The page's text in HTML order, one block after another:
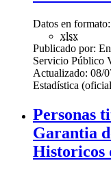
Datos en formato:
xlsx
Publicado por:
Servicio Público
Actualizado: 08/
Estadística
Personas
Garantia
Historicos